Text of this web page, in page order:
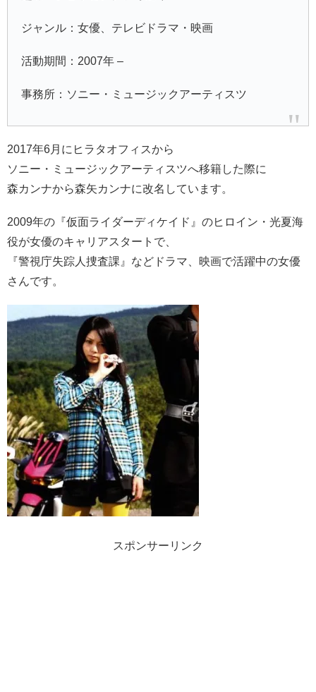
ジャンル：女優、テレビドラマ・映画
活動期間：2007年 –
事務所：ソニー・ミュージックアーティスツ
2017年6月にヒラタオフィスから
ソニー・ミュージックアーティスツへ移籍した際に
森カンナから森矢カンナに改名しています。
2009年の『仮面ライダーディケイド』のヒロイン・光夏海
役が女優のキャリアスタートで、
『警視庁失踪人捜査課』などドラマ、映画で活躍中の女優
さんです。
スポンサーリンク